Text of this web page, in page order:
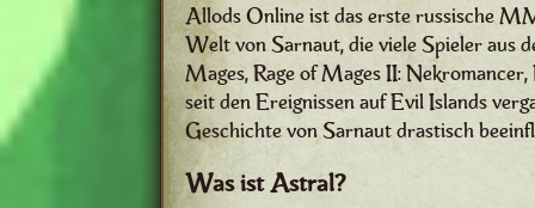
Allods Online ist das erste russische
Welt von Sarnaut, die viele Spieler aus
Mages, Rage of Mages II:
seit den Ereignissen auf Evil Islands
Geschichte von Sarnaut drastisch
Was ist Astral?